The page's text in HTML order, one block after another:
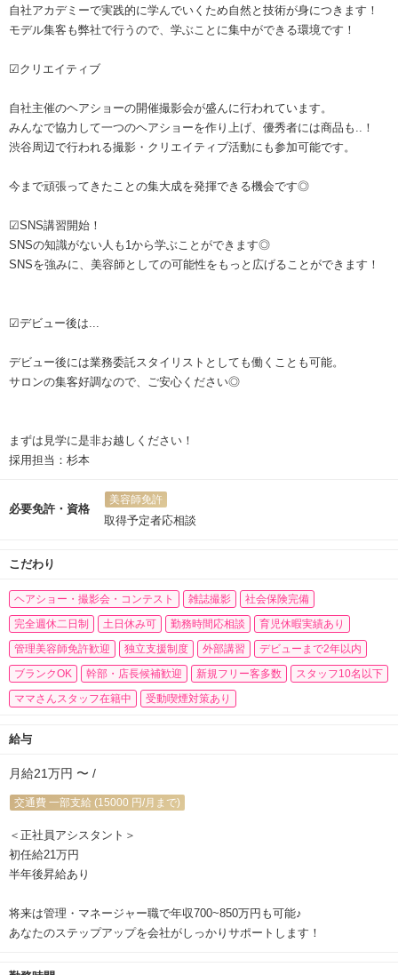
自社アカデミーで実践的に学んでいくため自然と技術が身につきます！
モデル集客も弊社で行うので、学ぶことに集中ができる環境です！
☑クリエイティブ
自社主催のヘアショーの開催撮影会が盛んに行われています。
みんなで協力して一つのヘアショーを作り上げ、優秀者には商品も..！
渋谷周辺で行われる撮影・クリエイティブ活動にも参加可能です。
今まで頑張ってきたことの集大成を発揮できる機会です◎
☑SNS講習開始！
SNSの知識がない人も1から学ぶことができます◎
SNSを強みに、美容師としての可能性をもっと広げることができます！
☑デビュー後は...
デビュー後には業務委託スタイリストとしても働くことも可能。
サロンの集客好調なので、ご安心ください◎
まずは見学に是非お越しください！
採用担当：杉本
必要免許・資格
美容師免許
取得予定者応相談
こだわり
ヘアショー・撮影会・コンテスト 雑誌撮影
社会保険完備
完全週休二日制
土日休み可 勤務時間応相談
育児休暇実績あり
管理美容師免許歓迎
独立支援制度 外部講習
デビューまで2年以内
ブランクOK
幹部・店長候補歓迎 新規フリー客多数
スタッフ10名以下
ママさんスタッフ在籍中
受動喫煙対策あり
給与
月給21万円 〜 /
交通費 一部支給 (15000 円/月まで)
＜正社員アシスタント＞
初任給21万円
半年後昇給あり
将来は管理・マネージャー職で年収700~850万円も可能♪
あなたのステップアップを会社がしっかりサポートします！